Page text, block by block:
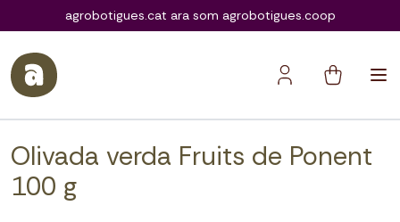
agrobotigues.coop
agrobotigues.cat ara som agrobotigues.coop
Olivada verda Fruits de Ponent
100 g